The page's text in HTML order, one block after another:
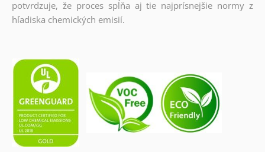
potvrdzuje, že proces spĺňa aj tie najprísnejšie normy z
hľadiska chemických emisií.